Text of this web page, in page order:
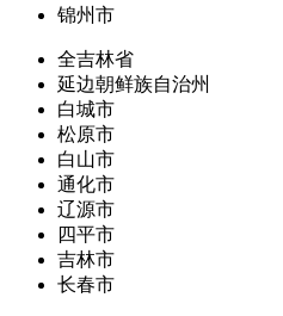
锦州市
全吉林省
延边朝鲜族自治州
白城市
松原市
白山市
通化市
辽源市
四平市
吉林市
长春市